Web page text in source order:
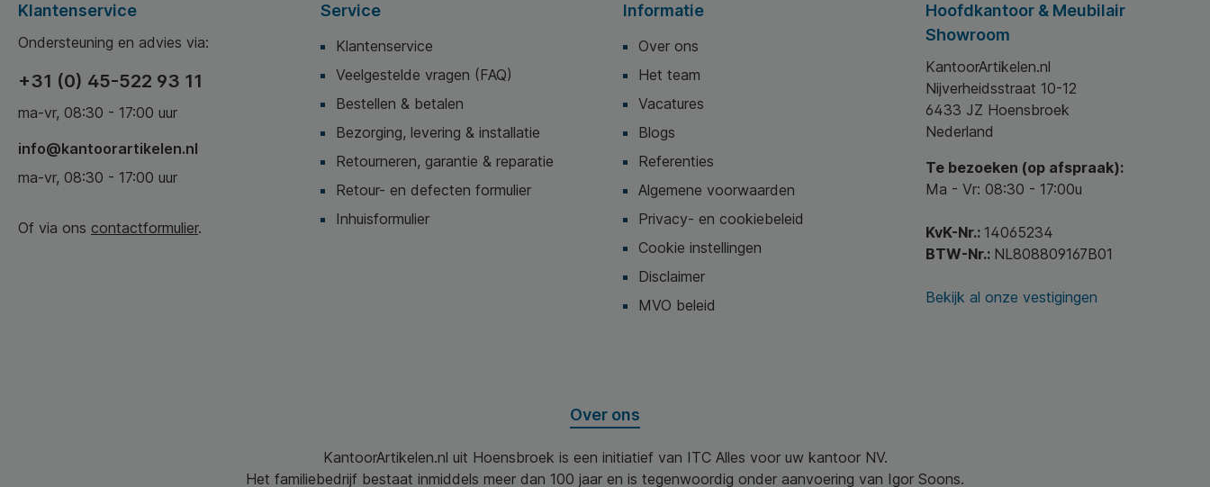
Klantenservice
Ondersteuning en advies via:
+31 (0) 45-522 93 11
ma-vr, 08:30 - 17:00 uur
info@kantoorartikelen.nl
ma-vr, 08:30 - 17:00 uur
Of via ons contactformulier.
Service
Klantenservice
Veelgestelde vragen (FAQ)
Bestellen & betalen
Bezorging, levering & installatie
Retourneren, garantie & reparatie
Retour- en defecten formulier
Inhuisformulier
Informatie
Over ons
Het team
Vacatures
Blogs
Referenties
Algemene voorwaarden
Privacy- en cookiebeleid
Cookie instellingen
Disclaimer
MVO beleid
Hoofdkantoor & Meubilair
Showroom
KantoorArtikelen.nl
Nijverheidsstraat 10-12
6433 JZ Hoensbroek
Nederland
Te bezoeken (op afspraak):
Ma - Vr: 08:30 - 17:00u
KvK-Nr.: 14065234
BTW-Nr.: NL808809167B01
Bekijk al onze vestigingen
Over ons
KantoorArtikelen.nl uit Hoensbroek is een initiatief van ITC Alles voor uw kantoor NV.
Het familiebedrijf bestaat inmiddels meer dan 100 jaar en is tegenwoordig onder aanvoering van Igor Soons.